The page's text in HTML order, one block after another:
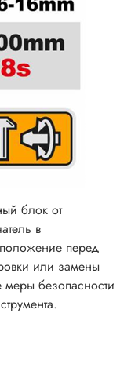
блок от
в
перед
или замены
меры безопасности